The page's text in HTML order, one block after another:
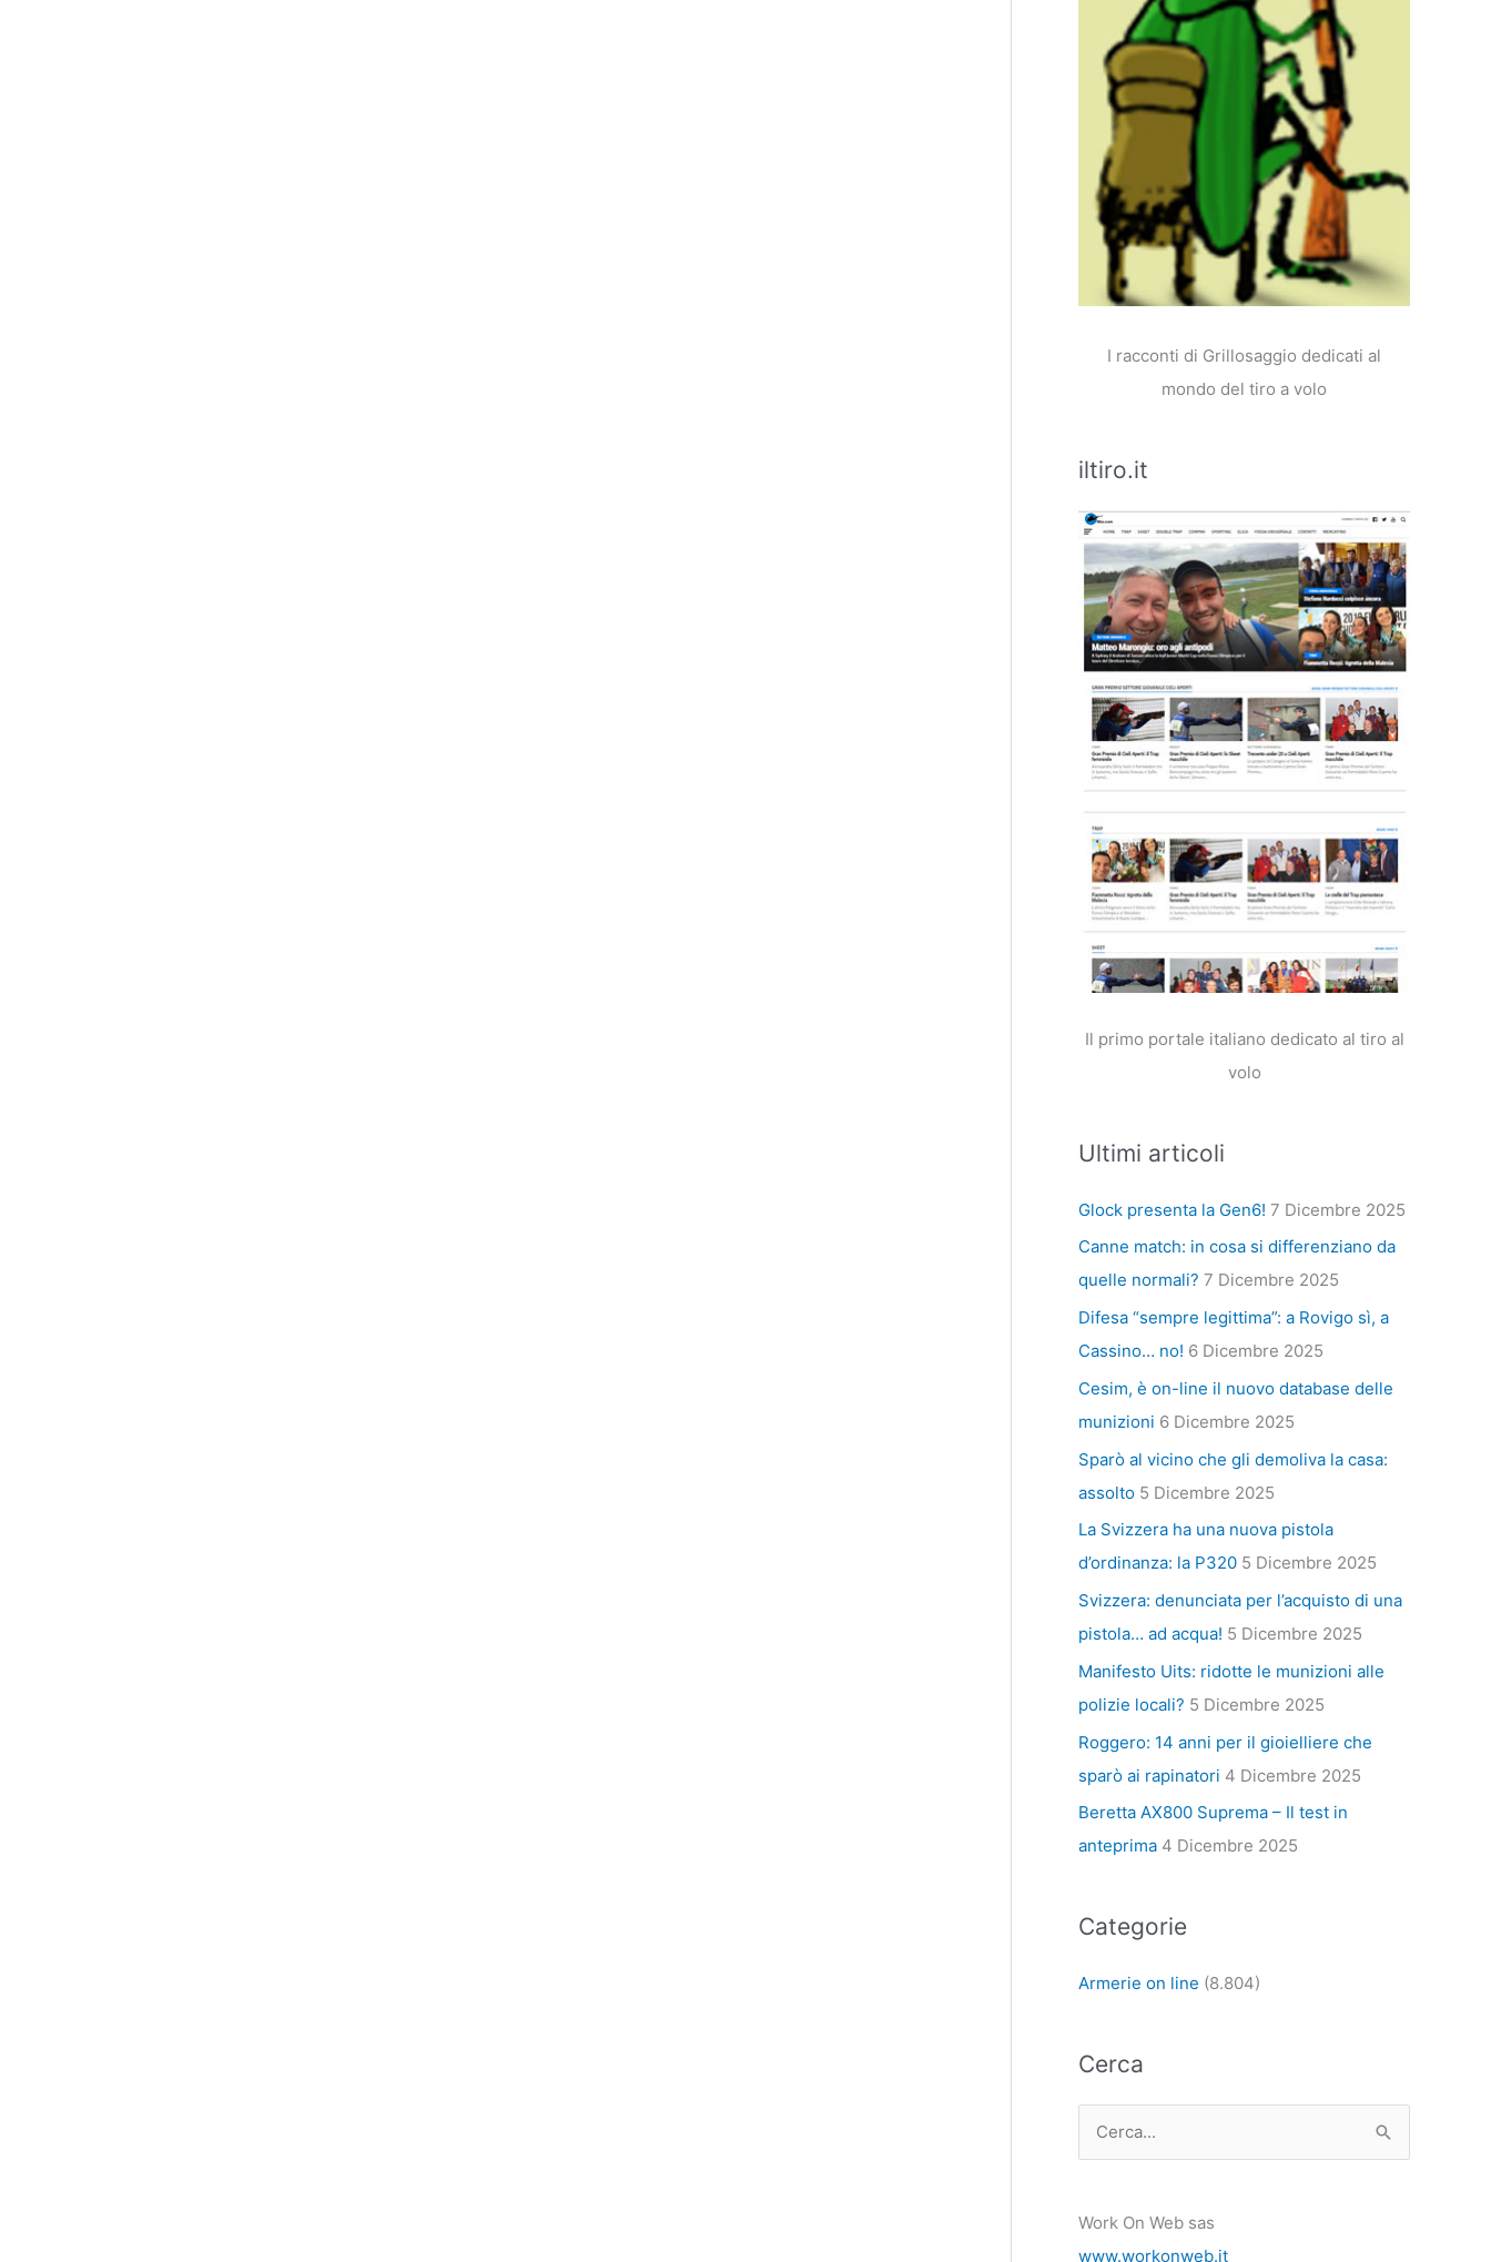
I racconti di Grillosaggio dedicati al
mondo del tiro a volo
iltiro.it
Il primo portale italiano dedicato al tiro al
volo
Ultimi articoli
Glock presenta la Gen6! 7 Dicembre 2025
Canne match: in cosa si differenziano da
quelle normali? 7 Dicembre 2025
Difesa “sempre legittima”: a Rovigo sì, a
Cassino… no! 6 Dicembre 2025
Cesim, è on-line il nuovo database delle
munizioni 6 Dicembre 2025
Sparò al vicino che gli demoliva la casa:
assolto 5 Dicembre 2025
La Svizzera ha una nuova pistola
d’ordinanza: la P320 5 Dicembre 2025
Svizzera: denunciata per l’acquisto di una
pistola… ad acqua! 5 Dicembre 2025
Manifesto Uits: ridotte le munizioni alle
polizie locali? 5 Dicembre 2025
Roggero: 14 anni per il gioielliere che
sparò ai rapinatori 4 Dicembre 2025
Beretta AX800 Suprema – Il test in
anteprima 4 Dicembre 2025
Categorie
Armerie on line (8.804)
Cerca
Work On Web sas
www.workonweb.it